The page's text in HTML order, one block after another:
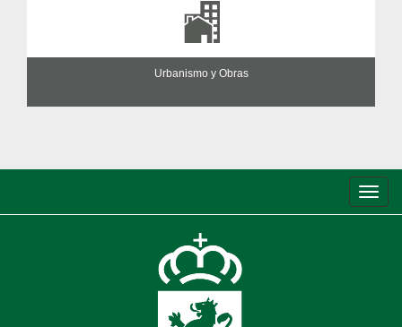
Urbanismo y Obras
de